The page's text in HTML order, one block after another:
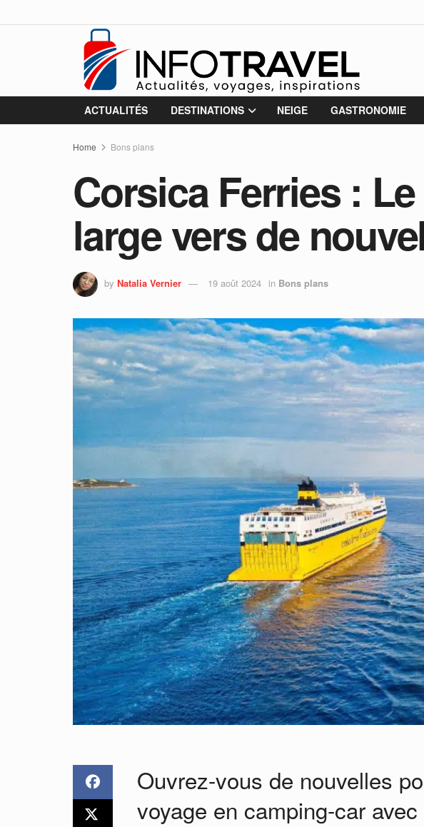
ACTUALITÉS DESTINATIONS NEIGE GASTRONOMIE
Home Bons plans
Corsica Ferries :
large vers de
by Natalia Vernier 19 août 2024 in Bons plans
Ouvrez-vous de nouvelles
voyage en camping-car